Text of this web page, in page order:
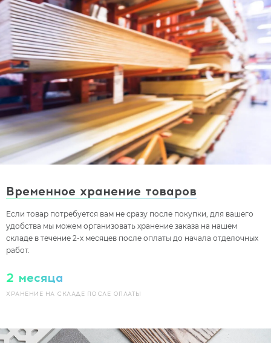
Временное хранение товаров
Если товар потребуется вам не сразу после покупки, для вашего
удобства мы можем организовать хранение заказа на нашем
складе в течение 2-х месяцев после оплаты до начала отделочных
работ.
2 месяца
ХРАНЕНИЕ НА СКЛАДЕ ПОСЛЕ ОПЛАТЫ